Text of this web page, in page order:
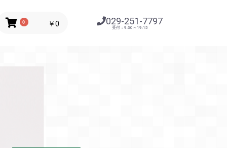
0 ￥0 029-251-7797
受付：9:30～19:15